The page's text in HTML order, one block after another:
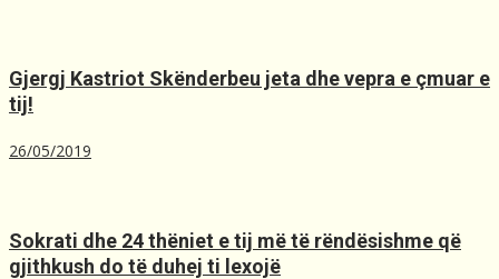
Gjergj Kastriot Skënderbeu jeta dhe vepra e çmuar e
tij!
26/05/2019
Sokrati dhe 24 thëniet e tij më të rëndësishme që
gjithkush do të duhej ti lexojë